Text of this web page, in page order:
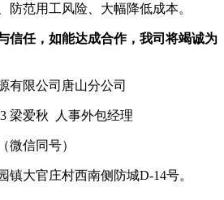
防范用工风险、大幅降低成本。
信任，如能达成合作，我司将竭诚为
有限公司唐山分公司
梁爱秋 人事外包经理
微信同号）
镇大官庄村西南侧防城D-14号。